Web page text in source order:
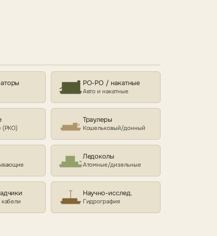
РО-РО / накатные
Авто и накатные
(РКО)
Траулеры
Кошельковый/донный
Ледоколы
Атомные/дизельные
Научно-исслед.
Гидрография